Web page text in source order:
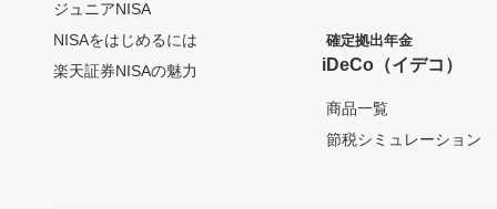
ジュニアNISA
NISAをはじめるには
楽天証券NISAの魅力
確定拠出年金
iDeCo（イデコ）
商品一覧
節税シミュレーション